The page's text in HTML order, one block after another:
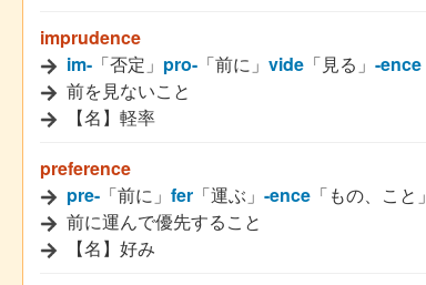
imprudence
im- 「否定」 pro- 「前に」 vide 「見る」 -ence
前を見ないこと
【名】軽率
preference
pre- 「前に」 fer 「運ぶ」 -ence 「もの、こと」
前に運んで優先すること
【名】好み